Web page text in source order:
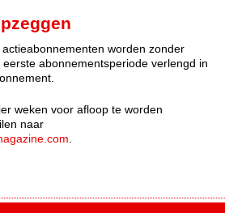
worden zonder
abonnementsperiode verlengd in
weken voor afloop te worden
naar